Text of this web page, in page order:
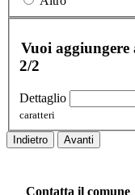
Vuoi
2/2
Dettaglio
caratteri
Indietro Avanti
Contatta il comune